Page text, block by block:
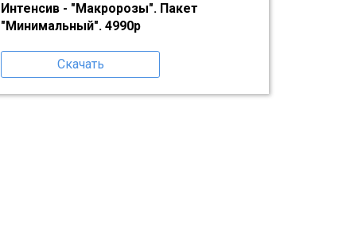
Интенсив - "Макророзы". Пакет
"Минимальный". 4990р
Скачать